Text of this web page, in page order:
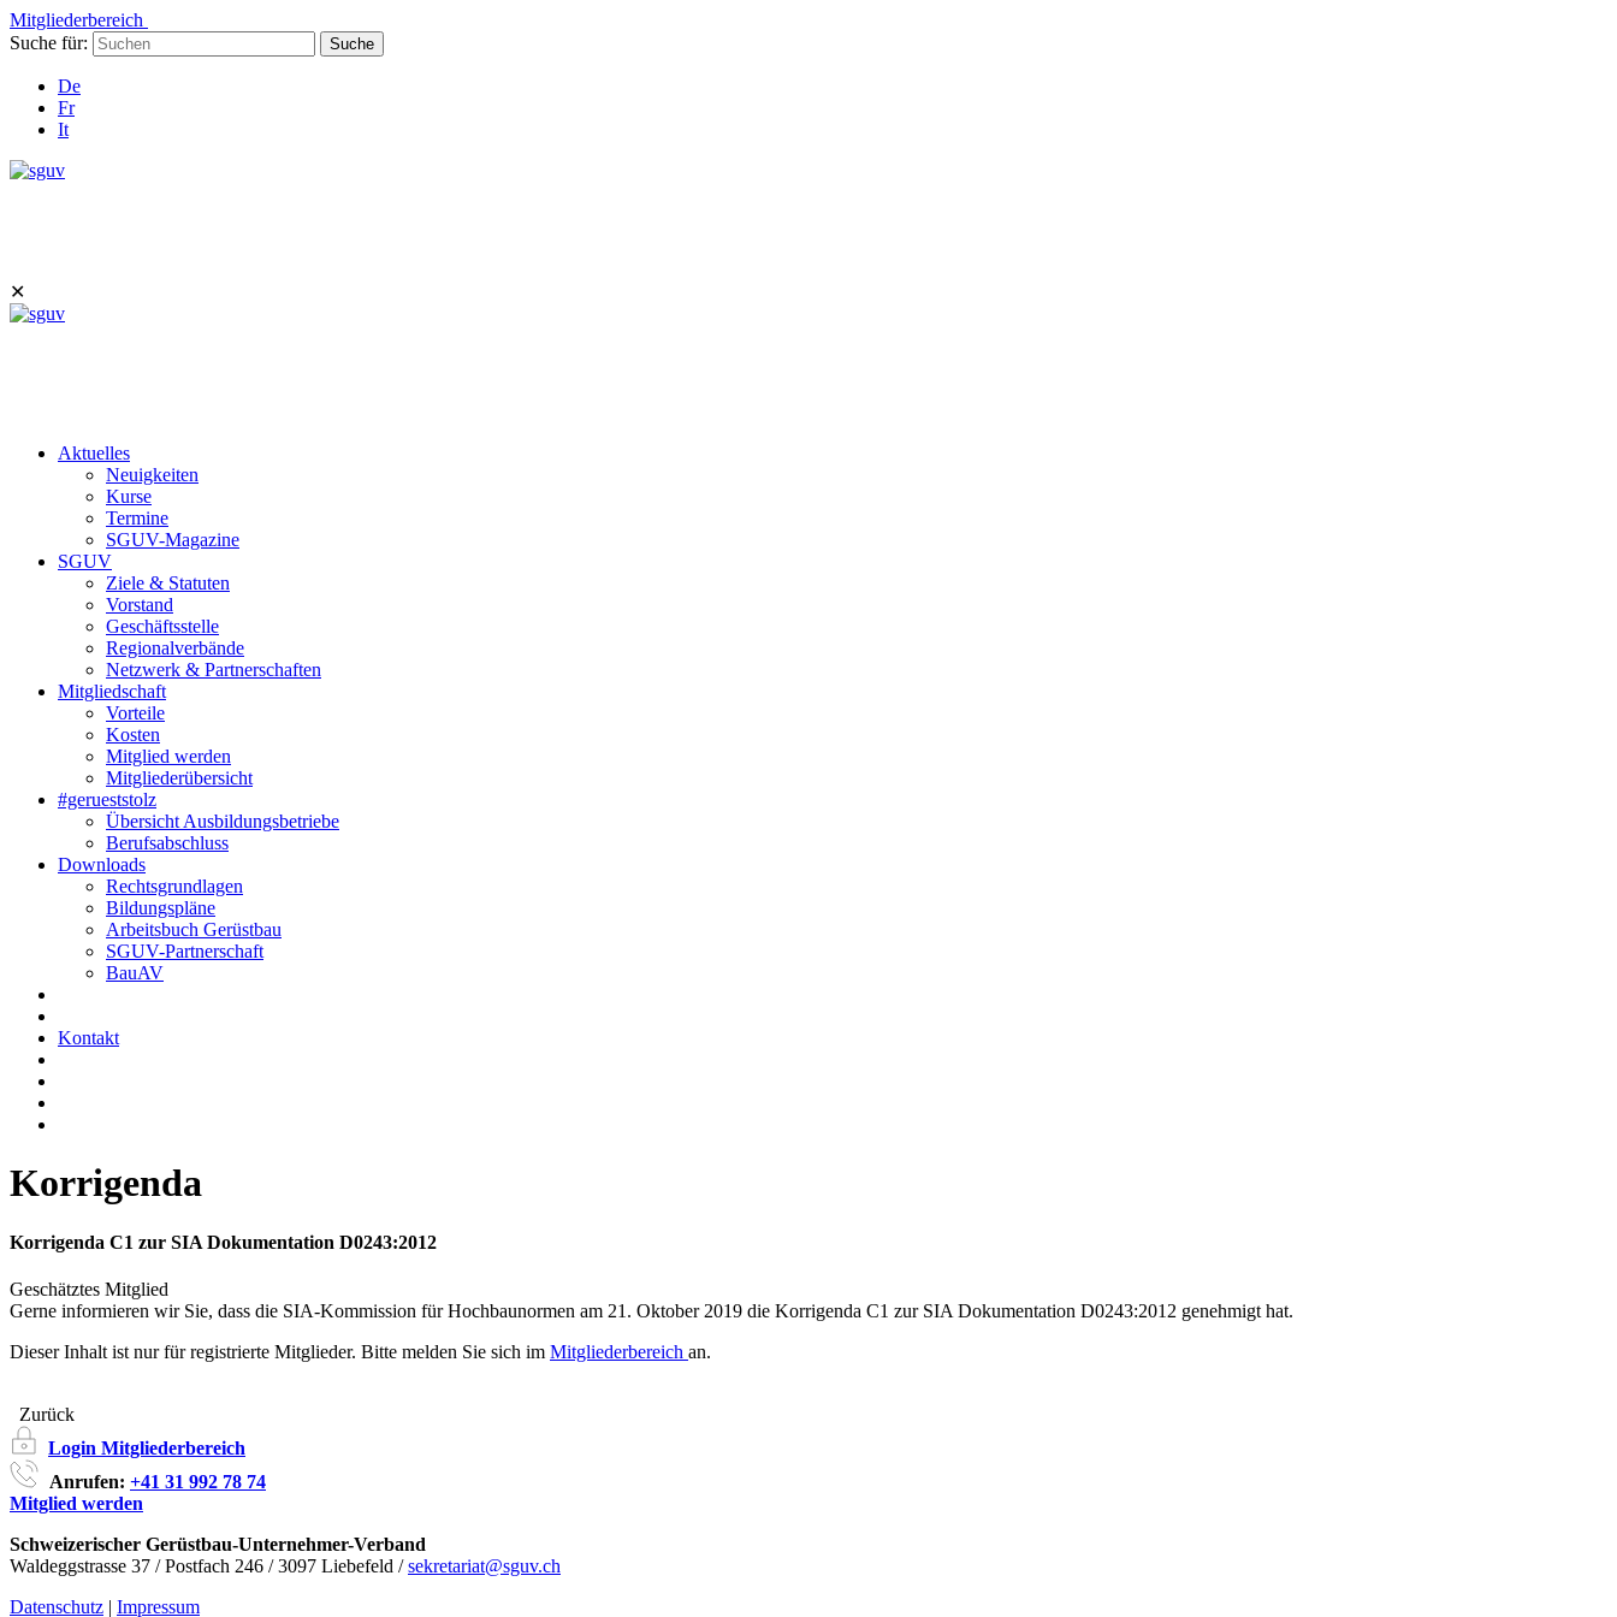
Mitgliederbereich
Suche für:
Suche
De
Fr
It
✕
Aktuelles
Neuigkeiten
Kurse
Termine
SGUV-Magazine
SGUV
Ziele & Statuten
Vorstand
Geschäftsstelle
Regionalverbände
Netzwerk & Partnerschaften
Mitgliedschaft
Vorteile
Kosten
Mitglied werden
Mitgliederübersicht
#gerueststolz
Übersicht Ausbildungsbetriebe
Berufsabschluss
Downloads
Rechtsgrundlagen
Bildungspläne
Arbeitsbuch Gerüstbau
SGUV-Partnerschaft
BauAV
Kontakt
Korrigenda
Korrigenda C1 zur SIA Dokumentation D0243:2012
Geschätztes Mitglied
Gerne informieren wir Sie, dass die SIA-Kommission für Hochbaunormen am 21. Oktober 2019 die Korrigenda C1 zur SIA Dokumentation D0243:2012 genehmigt hat.
Dieser Inhalt ist nur für registrierte Mitglieder. Bitte melden Sie sich im Mitgliederbereich an.
Zurück
Login Mitgliederbereich
Anrufen: +41 31 992 78 74
Mitglied werden
Schweizerischer Gerüstbau-Unternehmer-Verband
Waldeggstrasse 37 / Postfach 246 / 3097 Liebefeld /sekretariat@sguv.ch
Datenschutz | Impressum